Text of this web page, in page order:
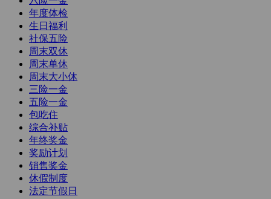
年度体检
生日福利
社保五险
周末双休
周末单休
周末大小休
三险一金
五险一金
包吃住
综合补贴
年终奖金
奖励计划
销售奖金
休假制度
法定节假日